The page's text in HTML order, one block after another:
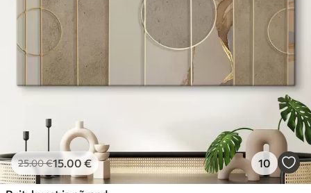
25.00€15.00 € 10